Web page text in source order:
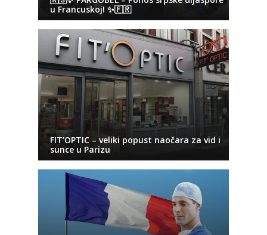
u Francuskoj! ✨🇫🇷
FIT’OPTIC – veliki popust naočara za vid i
sunce u Parizu